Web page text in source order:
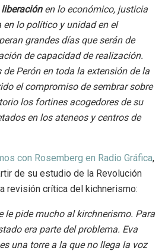
en lo económico, justicia
en lo político y unidad en el
grandes días que serán de
de capacidad de realización.
Perón en toda la extensión de la
el compromiso de sembrar sobre
los fortines acogedores de su
en los ateneos y centros de
con Rosemberg en Radio Gráfica,
de su estudio de la Revolución
revisión crítica del kichnerismo:
le pide mucho al kirchnerismo. Para
era parte del problema. Eva
una torre a la que no llega la voz